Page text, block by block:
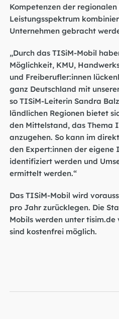
Kompetenzen der
Leistungsspektrum
Unternehmen gebracht
„Durch das TISiM-Mobil
Möglichkeit, KMU,
und Freiberufler:innen
ganz Deutschland mit
so TISiM-Leiterin Sandra
ländlichen Regionen bietet
den Mittelstand, das Thema
anzugehen. So kann im
den Expert:innen der eigene
identifiziert werden und
ermittelt werden.“
Das TISiM-Mobil wird
pro Jahr zurücklegen. Die
Mobils werden untertisim.de
sind kostenfrei möglich.